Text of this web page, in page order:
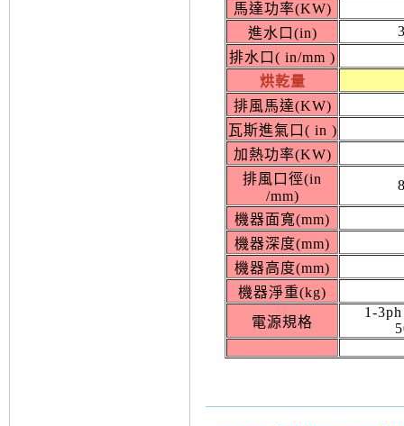
馬達功率(KW)
進水口(in)
排水口( in/mm )
烘乾量
排風馬達(KW)
瓦斯進氣口( in )
加熱功率(KW)
排風口徑(in
/mm)
機器面寬(mm)
機器深度(mm)
機器高度(mm)
機器淨重(kg)
電源規格
1-